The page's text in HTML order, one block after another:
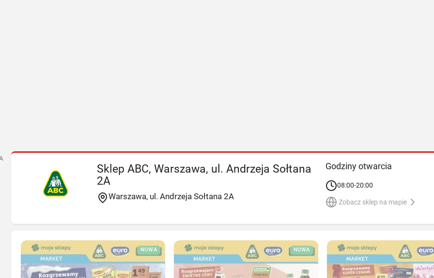
Sklep ABC, Warszawa, ul. Andrzeja Sołtana
2A
Warszawa, ul. Andrzeja Sołtana 2A
Godziny otwarcia
08:00-20:00
Zobacz sklep na mapie
NOWA NOWA